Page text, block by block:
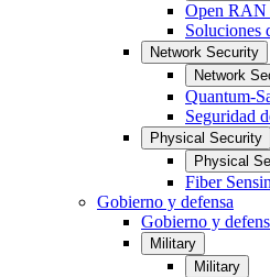
Open RAN
Soluciones
Network Security
Network
Quantum-
Seguridad
Physical Security
Physical
Fiber
Gobierno y defensa
Gobierno y
Military
Military